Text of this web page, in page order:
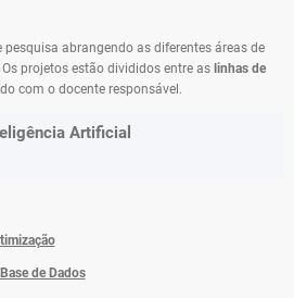
pesquisa abrangendo as diferentes áreas de
projetos estão divididos entre as linhas de
com o docente responsável.
Artificial
de Dados